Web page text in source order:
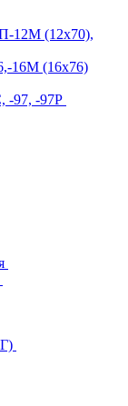
12М (12х70),
16М (16х76)
-97, -97Р